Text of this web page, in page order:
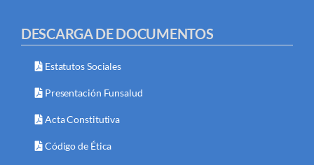
DESCARGA DE DOCUMENTOS
Estatutos Sociales
Presentación Funsalud
Acta Constitutiva
Código de Ética